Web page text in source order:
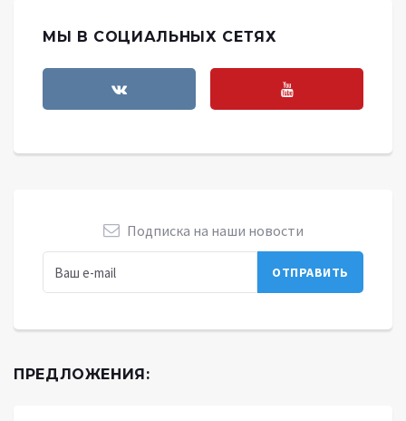
МЫ В СОЦИАЛЬНЫХ СЕТЯХ
Подписка на наши новости
ПРЕДЛОЖЕНИЯ: